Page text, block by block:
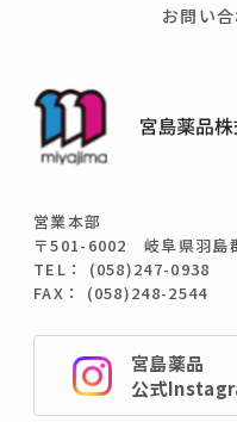
営業本部
〒501-6002 岐阜県羽島
TEL： (058)247-0938
FAX： (058)248-2544
お問い
宮島薬品
公式